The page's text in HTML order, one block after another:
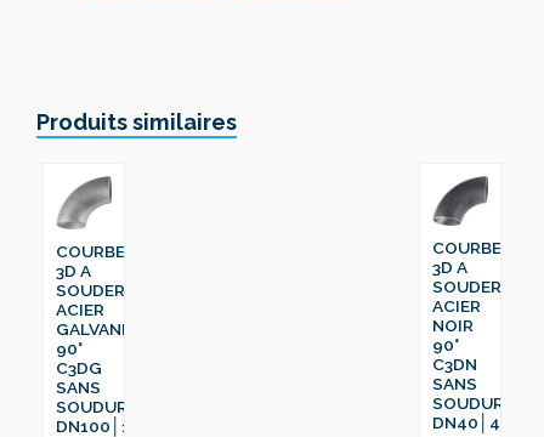
Produits similaires
COURBE
3D A
SOUDER
ACIER
GALVANISÉ
90°
C3DG
SANS
SOUDURE
DN100│114.3
COURBE
3D A
SOUDER
ACIER
NOIR
90°
C3DN
SANS
SOUDURE
DN40│48.3